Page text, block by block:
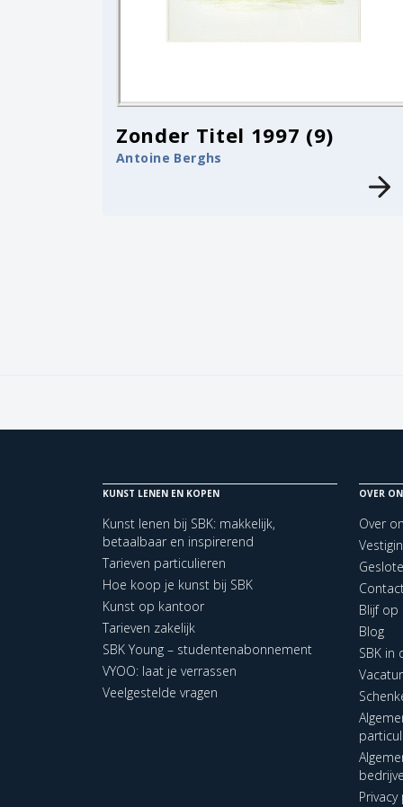
Zonder Titel 1997 (9)
Antoine Berghs
KUNST LENEN EN KOPEN
Kunst lenen bij SBK: makkelijk,
betaalbaar en inspirerend
Tarieven particulieren
Hoe koop je kunst bij SBK
Kunst op kantoor
Tarieven zakelijk
SBK Young – studentenabonnement
VYOO: laat je verrassen
Veelgestelde vragen
OVER
Over
Blijf op
Blog
SBK in